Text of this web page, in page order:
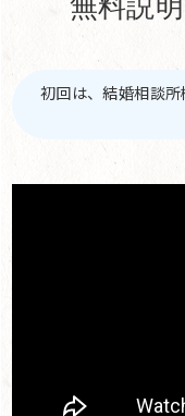
無料説
初回は、結婚相談